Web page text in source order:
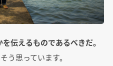
伝えるものであるべきだ。
う思っています。